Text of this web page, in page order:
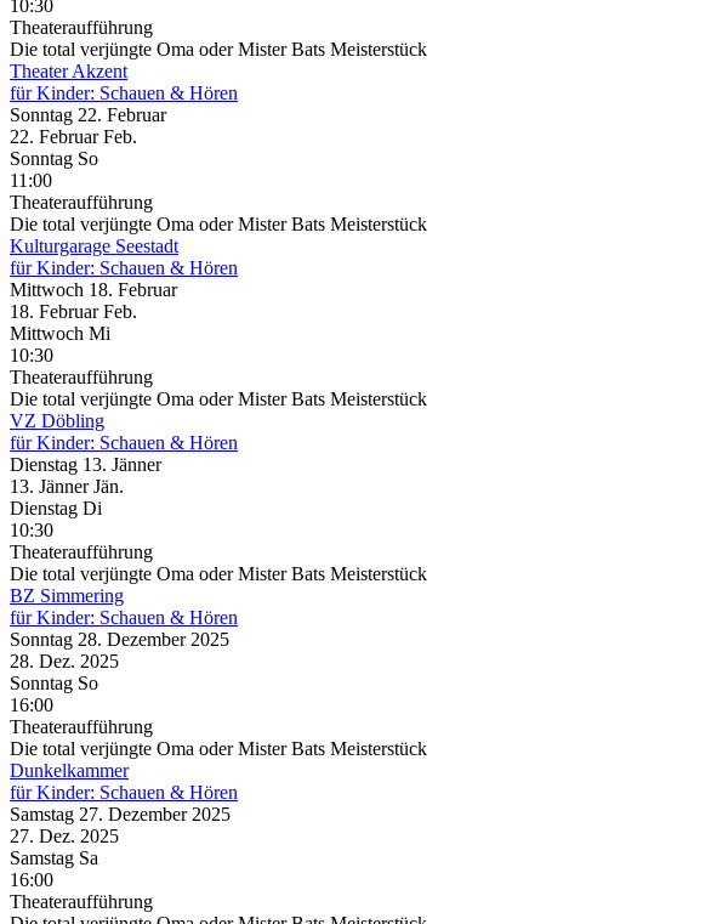
10:30
Theateraufführung
Die total verjüngte Oma oder Mister Bats Meisterstück
Theater Akzent
für Kinder: Schauen & Hören
Sonntag 22. Februar
22. Februar Feb.
Sonntag So
11:00
Theateraufführung
Die total verjüngte Oma oder Mister Bats Meisterstück
Kulturgarage Seestadt
für Kinder: Schauen & Hören
Mittwoch 18. Februar
18. Februar Feb.
Mittwoch Mi
10:30
Theateraufführung
Die total verjüngte Oma oder Mister Bats Meisterstück
VZ Döbling
für Kinder: Schauen & Hören
Dienstag 13. Jänner
13. Jänner Jän.
Dienstag Di
10:30
Theateraufführung
Die total verjüngte Oma oder Mister Bats Meisterstück
BZ Simmering
für Kinder: Schauen & Hören
Sonntag 28. Dezember 2025
28. Dez. 2025
Sonntag So
16:00
Theateraufführung
Die total verjüngte Oma oder Mister Bats Meisterstück
Dunkelkammer
für Kinder: Schauen & Hören
Samstag 27. Dezember 2025
27. Dez. 2025
Samstag Sa
16:00
Theateraufführung